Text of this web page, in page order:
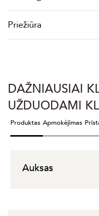
Priežiūra
DAŽNIAUSIAI
UŽDUODAMI
Produktas Apmokėjimas
Auksas